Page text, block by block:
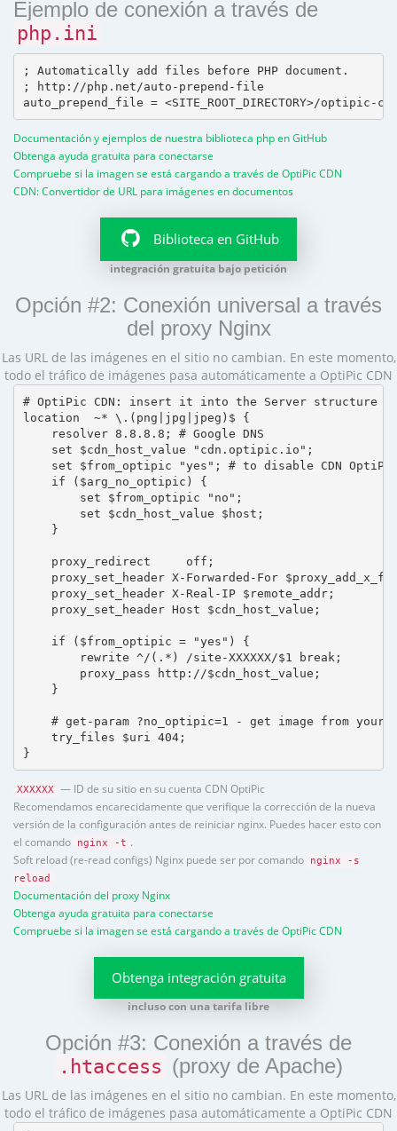
Ejemplo de conexión a través de
php.ini
; Automatically add files before PHP document.
; http://php.net/auto-prepend-file
Documentación y ejemplos de nuestra biblioteca php en GitHub
Obtenga ayuda gratuita para conectarse
Compruebe si la imagen se está cargando a través de OptiPic CDN
CDN: Convertidor de URL para imágenes en documentos
Biblioteca en GitHub
integración gratuita bajo petición
Opción #2: Conexión universal a través
del proxy Nginx
Las URL de las imágenes en el sitio no cambian. En este momento,
todo el tráfico de imágenes pasa automáticamente a OptiPic CDN
# OptiPic CDN: insert it into the Server structure
location  ~* \.(png|jpg|jpeg)$ {
    resolver 8.8.8.8; # Google DNS
    set $cdn_host_value "cdn.optipic.io";
set $from_optipic "yes"; # to disable CDN
    if ($arg_no_optipic) {
        set $from_optipic "no";
        set $cdn_host_value $host;
    }
    proxy_redirect     off;
proxy_set_header X-Forwarded-For
    proxy_set_header X-Real-IP $remote_addr;
    proxy_set_header Host $cdn_host_value;
    if ($from_optipic = "yes") {
        rewrite ^/(.*) /site-XXXXXX/$1 break;
        proxy_pass http://$cdn_host_value;
    }
# get-param ?no_optipic=1 - get image from your
    try_files $uri 404;
}
XXXXXX — ID de su sitio en su cuenta CDN OptiPic
Recomendamos encarecidamente que verifique la corrección de la nueva
versión de la configuración antes de reiniciar nginx. Puedes hacer esto con
el comando
nginx -t .
Soft reload (re-read configs) Nginx puede ser por comando
nginx -s
reload
Documentación del proxy Nginx
Obtenga ayuda gratuita para conectarse
Compruebe si la imagen se está cargando a través de OptiPic CDN
Obtenga integración gratuita
incluso con una tarifa libre
Opción #3: Conexión a través de
.htaccess (proxy de Apache)
Las URL de las imágenes en el sitio no cambian. En este momento,
todo el tráfico de imágenes pasa automáticamente a OptiPic CDN